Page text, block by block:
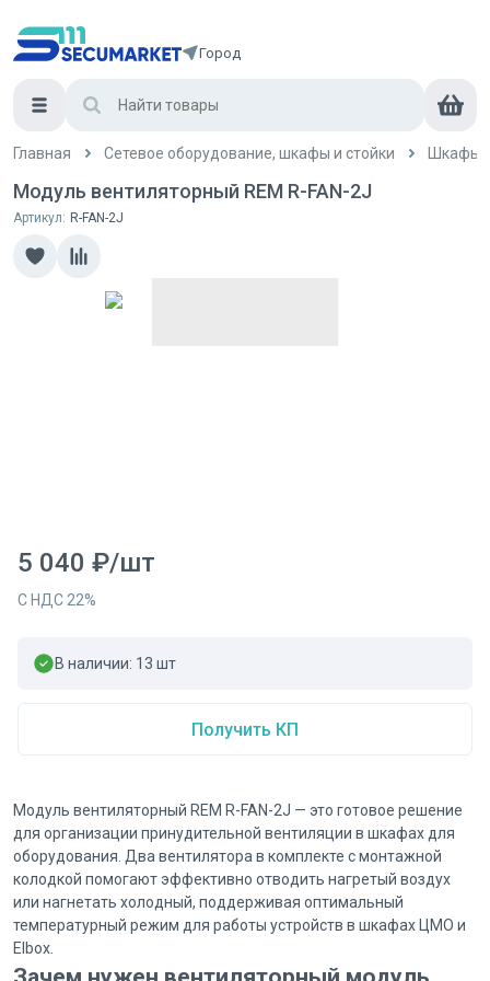
Город
Главная Сетевое оборудование, шкафы и стойки Шкафы
Модуль вентиляторный REM R-FAN-2J
Артикул: R-FAN-2J
5 040 ₽/шт
С НДС 22%
В наличии: 13 шт
Получить КП
Модуль вентиляторный REM R-FAN-2J — это готовое решение
для организации принудительной вентиляции в шкафах для
оборудования. Два вентилятора в комплекте с монтажной
колодкой помогают эффективно отводить нагретый воздух
или нагнетать холодный, поддерживая оптимальный
температурный режим для работы устройств в шкафах ЦМО и
Elbox.